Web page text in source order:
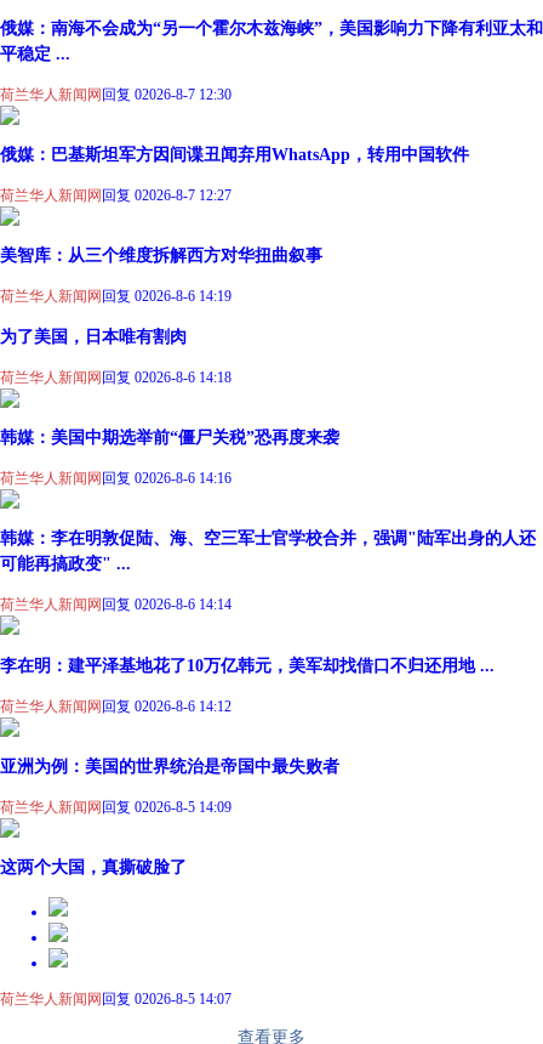
俄媒：南海不会成为“另一个霍尔木兹海峡”，美国影响力下降有利亚太和
平稳定 ...
荷兰华人新闻网 回复 02026-8-7 12:30
俄媒：巴基斯坦军方因间谍丑闻弃用WhatsApp，转用中国软件
荷兰华人新闻网 回复 02026-8-7 12:27
美智库：从三个维度拆解西方对华扭曲叙事
荷兰华人新闻网 回复 02026-8-6 14:19
为了美国，日本唯有割肉
荷兰华人新闻网 回复 02026-8-6 14:18
韩媒：美国中期选举前“僵尸关税”恐再度来袭
荷兰华人新闻网 回复 02026-8-6 14:16
韩媒：李在明敦促陆、海、空三军士官学校合并，强调"陆军出身的人还
可能再搞政变" ...
荷兰华人新闻网 回复 02026-8-6 14:14
李在明：建平泽基地花了10万亿韩元，美军却找借口不归还用地 ...
荷兰华人新闻网回复 02026-8-6 14:12
亚洲为例：美国的世界统治是帝国中最失败者
荷兰华人新闻网回复 02026-8-5 14:09
这两个大国，真撕破脸了
荷兰华人新闻网回复 02026-8-5 14:07
查看更多